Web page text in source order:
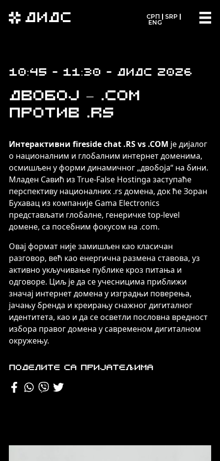
ДИДС СРП
SRP
ENG
10:45 - 11:30 - ДИДС 2026
Двобој – .COM
против .RS
Интерактивни fireside chat .RS vs .COM је дијалог
о националним и глобалним интернет доменима,
осмишљен у форми динамичног „двобоја“ на бини.
Младен Савић из True-False Hostinga заступаће
перспективу националних .rs домена, док ће Зоран
Бухавац из компаније Gama Electronics
представљати глобалне, генеричке top-level
домене, са посебним фокусом на .com.
Овај формат није замишљен као класичан
разговор, већ као енергична размена ставова, уз
активно укључивање публике кроз питања и
одговоре. Циљ је да се учесницима приближи
значај интернет домена у изградњи поверења,
јачању бренда и креирању снажног дигиталног
идентитета, као и да се осветли пословна вредност
избора правог домена у савременом дигиталном
окружењу.
Поделите са пријатељима